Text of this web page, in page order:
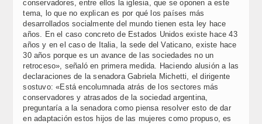
conservadores, entre ellos la iglesia, que se oponen a este
tema, lo que no explican es por qué los países más
desarrollados socialmente del mundo tienen esta ley hace
años. En el caso concreto de Estados Unidos existe hace 43
años y en el caso de Italia, la sede del Vaticano, existe hace
30 años porque es un avance de las sociedades no un
retroceso», señaló en primera medida. Haciendo alusión a las
declaraciones de la senadora Gabriela Michetti, el dirigente
sostuvo: «Está encolumnada atrás de los sectores más
conservadores y atrasados de la sociedad argentina,
preguntaría a la senadora como piensa resolver esto de dar
en adaptación estos hijos de las mujeres como propuso, es